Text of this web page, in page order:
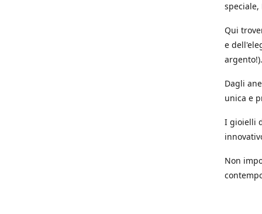
speciale,
Qui
e
argento!).
Dagli
unica e
I gioielli
Non